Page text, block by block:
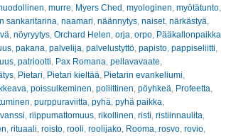
murre Myers Ched myologinen myötätunto,
sankaritarina naamari näännytys, naiset, närkästyä
nöyryytys, Orchard Helen orja orpo, Pääkallonpaikka
, pakana palvelija palvelustyttö, papisto, pappiseliitti
, patriootti Pax Romana pellavavaate
, Pietari Pietari kieltää Pietarin evankeliumi
poissulkeminen poliittinen pöyhkeä Profeetta
purppuraviitta pyhä pyhä paikka
riippumattomuus, rikollinen risti ristiinnaulita
rituaali roisto, rooli roolijako, Rooma rosvo, rovio,